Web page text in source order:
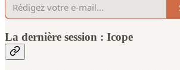
La dernière session : Icope